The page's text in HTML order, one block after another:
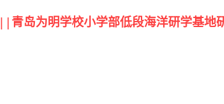
青岛为明学校小学部低段海洋研学基地